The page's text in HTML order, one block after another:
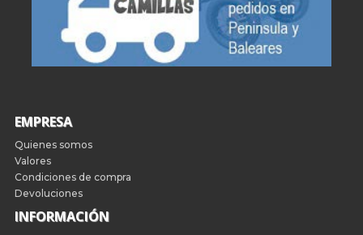
EMPRESA
Quienes somos
Valores
Condiciones de compra
Devoluciones
INFORMACIÓN